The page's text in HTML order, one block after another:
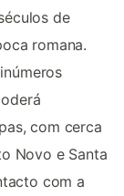
de
romana.
com cerca
Novo e Santa
com a